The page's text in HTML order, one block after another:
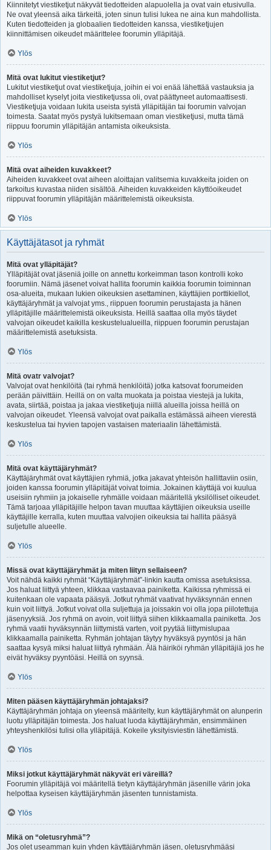
Kiinnitetyt viestiketjut näkyvät tiedotteiden alapuolella ja ovat vain etusivulla.
Ne ovat yleensä aika tärkeitä, joten sinun tulisi lukea ne aina kun mahdollista.
Kuten tiedotteiden ja globaalien tiedotteiden kanssa, viestiketjujen
kiinnittämisen oikeudet määrittelee foorumin ylläpitäjä.
Ylös
Mitä ovat lukitut viestiketjut?
Lukitut viestiketjut ovat viestiketjuja, joihin ei voi enää lähettää vastauksia ja
mahdolliset kyselyt joita viestiketjussa oli, ovat päättyneet automaattisesti.
Viestiketjuja voidaan lukita useista syistä ylläpitäjän tai foorumin valvojan
toimesta. Saatat myös pystyä lukitsemaan oman viestiketjusi, mutta tämä
riippuu foorumin ylläpitäjän antamista oikeuksista.
Ylös
Mitä ovat aiheiden kuvakkeet?
Aiheiden kuvakkeet ovat aiheen aloittajan valitsemia kuvakkeita joiden on
tarkoitus kuvastaa niiden sisältöä. Aiheiden kuvakkeiden käyttöoikeudet
riippuvat foorumin ylläpitäjän määrittelemistä oikeuksista.
Ylös
Käyttäjätasot ja ryhmät
Mitä ovat ylläpitäjät?
Ylläpitäjät ovat jäseniä joille on annettu korkeimman tason kontrolli koko
foorumiin. Nämä jäsenet voivat hallita foorumin kaikkia foorumin toiminnan
osa-alueita, mukaan lukien oikeuksien asettaminen, käyttäjien porttikiellot,
käyttäjäryhmät ja valvojat yms., riippuen foorumin perustajasta ja hänen
ylläpitäjille määrittelemistä oikeuksista. Heillä saattaa olla myös täydet
valvojan oikeudet kaikilla keskustelualueilla, riippuen foorumin perustajan
määrittelemistä asetuksista.
Ylös
Mitä ovatr valvojat?
Valvojat ovat henkilöitä (tai ryhmä henkilöitä) jotka katsovat foorumeiden
perään päivittäin. Heillä on on valta muokata ja poistaa viestejä ja lukita,
avata, siirtää, poistaa ja jakaa viestiketjuja niillä alueilla joissa heillä on
valvojan oikeudet. Yleensä valvojat ovat paikalla estämässä aiheen vierestä
keskustelua tai hyvien tapojen vastaisen materiaalin lähettämistä.
Ylös
Mitä ovat käyttäjäryhmät?
Käyttäjäryhmät ovat käyttäjien ryhmiä, jotka jakavat yhteisön hallittaviin osiin,
joiden kanssa foorumin ylläpitäjät voivat toimia. Jokainen käyttäjä voi kuulua
useisiin ryhmiin ja jokaiselle ryhmälle voidaan määritellä yksilölliset oikeudet.
Tämä tarjoaa ylläpitäjille helpon tavan muuttaa käyttäjien oikeuksia useille
käyttäjille kerralla, kuten muuttaa valvojien oikeuksia tai hallita pääsyä
suljetulle alueelle.
Ylös
Missä ovat käyttäjäryhmät ja miten liityn sellaiseen?
Voit nähdä kaikki ryhmät “Käyttäjäryhmät”-linkin kautta omissa asetuksissa.
Jos haluat liittyä yhteen, klikkaa vastaavaa painiketta. Kaikissa ryhmissä ei
kuitenkaan ole vapaata pääsyä. Jotkut ryhmät vaativat hyväksynnän ennen
kuin voit liittyä. Jotkut voivat olla suljettuja ja joissakin voi olla jopa piilotettuja
jäsenyyksiä. Jos ryhmä on avoin, voit liittyä siihen klikkaamalla painiketta. Jos
ryhmä vaatii hyväksynnän liittymistä varten, voit pyytää liittymislupaa
klikkaamalla painiketta. Ryhmän johtajan täytyy hyväksyä pyyntösi ja hän
saattaa kysyä miksi haluat liittyä ryhmään. Älä häiriköi ryhmän ylläpitäjiä jos he
eivät hyväksy pyyntöäsi. Heillä on syynsä.
Ylös
Miten pääsen käyttäjäryhmän johtajaksi?
Käyttäjäryhmän johtaja on yleensä määritelty, kun käyttäjäryhmät on alunperin
luotu ylläpitäjän toimesta. Jos haluat luoda käyttäjäryhmän, ensimmäinen
yhteyshenkilösi tulisi olla ylläpitäjä. Kokeile yksityisviestin lähettämistä.
Ylös
Miksi jotkut käyttäjäryhmät näkyvät eri väreillä?
Foorumin ylläpitäjä voi määritellä tietyn käyttäjäryhmän jäsenille värin joka
helpottaa kyseisen käyttäjäryhmän jäsenten tunnistamista.
Ylös
Mikä on “oletusryhmä”?
Jos olet useamman kuin yhden käyttäjäryhmän jäsen, oletusryhmääsi